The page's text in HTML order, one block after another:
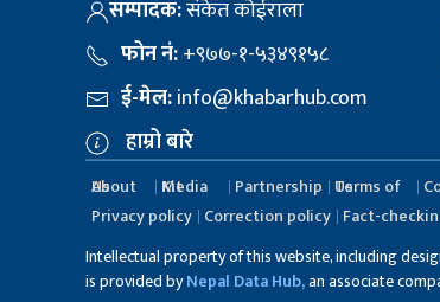
सम्पादक:संकेत कोईराला
फोन नं:+९७७-१-५३४९१५८
ई-मेल:info@khabarhub.com
हाम्रो बारे
About Us Media Kit Partnership Terms of Us
Privacy policy Correction policy Fact-
Intellectual property of this website, including
is provided byNepal Data Hub,an associate